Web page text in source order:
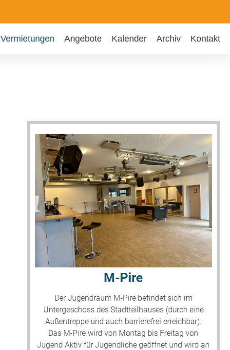
Vermietungen Angebote Kalender Archiv Kontakt
M-Pire
Der Jugendraum M-Pire befindet sich im
Untergeschoss des Stadtteilhauses (durch eine
Außentreppe und auch barrierefrei erreichbar).
Das M-Pire wird von Montag bis Freitag von
Jugend Aktiv für Jugendliche geöffnet und wird an